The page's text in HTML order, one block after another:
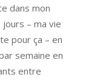
dans mon
jours – ma vie
pour ça – en
semaine en
entre